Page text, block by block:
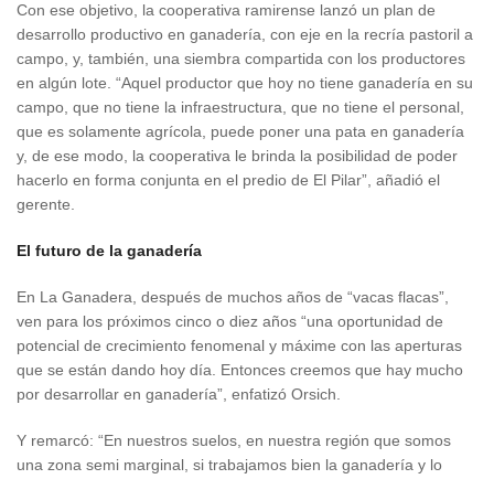
Con ese objetivo, la cooperativa ramirense lanzó un plan de
desarrollo productivo en ganadería, con eje en la recría pastoril a
campo, y, también, una siembra compartida con los productores
en algún lote. “Aquel productor que hoy no tiene ganadería en su
campo, que no tiene la infraestructura, que no tiene el personal,
que es solamente agrícola, puede poner una pata en ganadería
y, de ese modo, la cooperativa le brinda la posibilidad de poder
hacerlo en forma conjunta en el predio de El Pilar”, añadió el
gerente.
El futuro de la ganadería
En La Ganadera, después de muchos años de “vacas flacas”,
ven para los próximos cinco o diez años “una oportunidad de
potencial de crecimiento fenomenal y máxime con las aperturas
que se están dando hoy día. Entonces creemos que hay mucho
por desarrollar en ganadería”, enfatizó Orsich.
Y remarcó: “En nuestros suelos, en nuestra región que somos
una zona semi marginal, si trabajamos bien la ganadería y lo